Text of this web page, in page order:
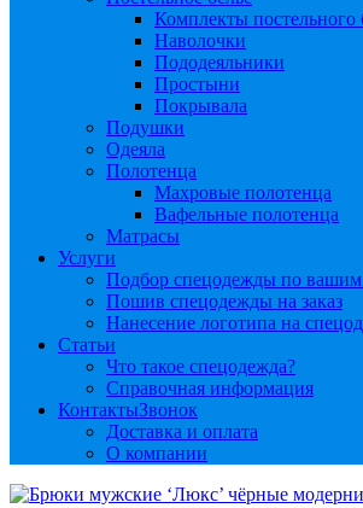
Комплекты постельного
Наволочки
Пододеяльники
Простыни
Покрывала
Подушки
Одеяла
Полотенца
Махровые полотенца
Вафельные полотенца
Матрасы
Услуги
Подбор спецодежды по вашим
Пошив спецодежды на заказ
Нанесение логотипа на
Статьи
Что такое спецодежда?
Справочная информация
КонтактыЗвонок
Доставка и оплата
О компании